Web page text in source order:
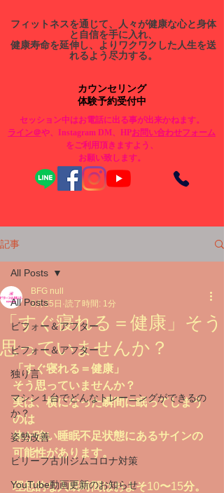
​フィットネスを通じて、人々が健康な心と身体
と自信を手に入れ、
健康寿命を延伸し、よりワクワクした人生を送
れるよう尽力する。
カウンセリング
体験予約受付中
セッション中はお電話に出る事が出来かねます。
​ライン＠や、Instagram DM、HPお問い合わせフォーム
をご利用頂きますよう、
お願い致します。
記事
All Posts
ビフォー＆アフター
ビフォー＆アフター
独り言
マシン１台でどんなトレーニングができるの
か？
姿勢改善
ビリーフ古川ジムコロナ対策
YouTube動画更新のお知らせ
All Posts
「すぐ寝れる＝健康」そう
思っていませんか？
BFG null
2月25日 読了時間: 1分
「すぐ寝れる＝健康」
そう思っていませんか？
実は、横になった瞬間に眠ってしまう
のは
体が強い睡眠不足状態にあるサインの
可能性があります。
理想的な入眠時間はおよそ10〜15分。